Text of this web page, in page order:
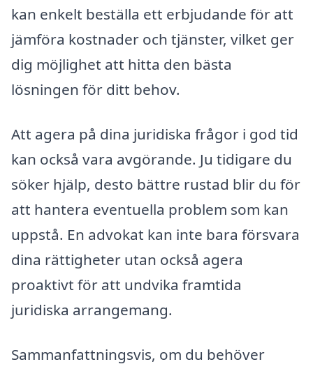
kan enkelt beställa ett erbjudande för att
jämföra kostnader och tjänster, vilket ger
dig möjlighet att hitta den bästa
lösningen för ditt behov.
Att agera på dina juridiska frågor i god tid
kan också vara avgörande. Ju tidigare du
söker hjälp, desto bättre rustad blir du för
att hantera eventuella problem som kan
uppstå. En advokat kan inte bara försvara
dina rättigheter utan också agera
proaktivt för att undvika framtida
juridiska arrangemang.
Sammanfattningsvis, om du behöver